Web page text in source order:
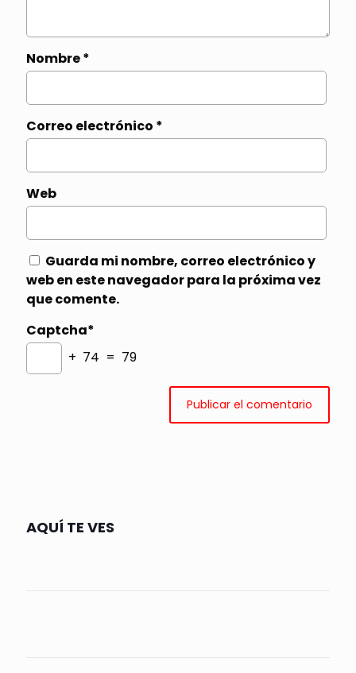
Nombre*
Correo electrónico *
Web
Guarda mi nombre, correo electrónico y
web en este navegador para la próxima vez
que comente.
Captcha*
+ 74 = 79
AQUÍ TE VES